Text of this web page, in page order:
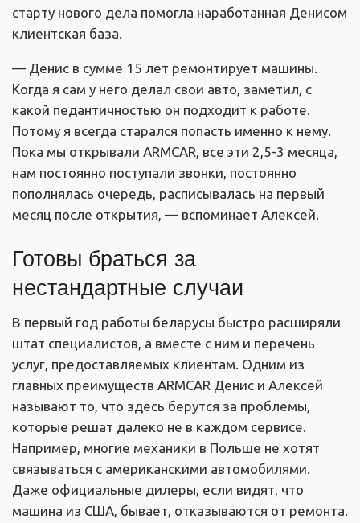
старту нового дела помогла наработанная Денисом
клиентская база.
— Денис в сумме 15 лет ремонтирует машины.
Когда я сам у него делал свои авто, заметил, с
какой педантичностью он подходит к работе.
Потому я всегда старался попасть именно к нему.
Пока мы открывали ARMCAR, все эти 2,5-3 месяца,
нам постоянно поступали звонки, постоянно
пополнялась очередь, расписывалась на первый
месяц после открытия, — вспоминает Алексей.
Готовы браться за
нестандартные случаи
В первый год работы беларусы быстро расширяли
штат специалистов, а вместе с ним и перечень
услуг, предоставляемых клиентам. Одним из
главных преимуществ ARMCAR Денис и Алексей
называют то, что здесь берутся за проблемы,
которые решат далеко не в каждом сервисе.
Например, многие механики в Польше не хотят
связываться с американскими автомобилями.
Даже официальные дилеры, если видят, что
машина из США, бывает, отказываются от ремонта.